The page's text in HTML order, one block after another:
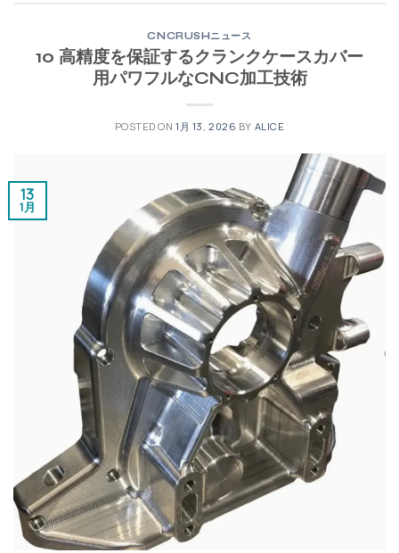
CNCRUSHニュース
10 高精度を保証するクランクケースカバー
用パワフルなCNC加工技術
POSTED ON1月 13, 2026 BY ALICE
13
1月